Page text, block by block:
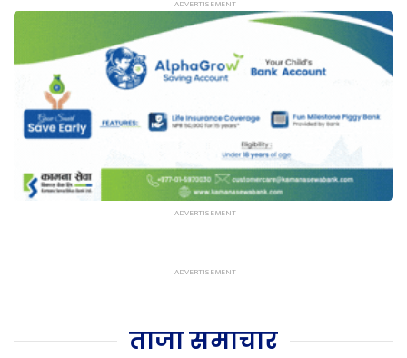
ताजा समाचार